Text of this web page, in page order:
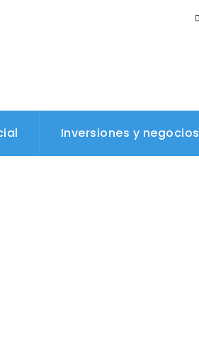
Inversiones y negocios